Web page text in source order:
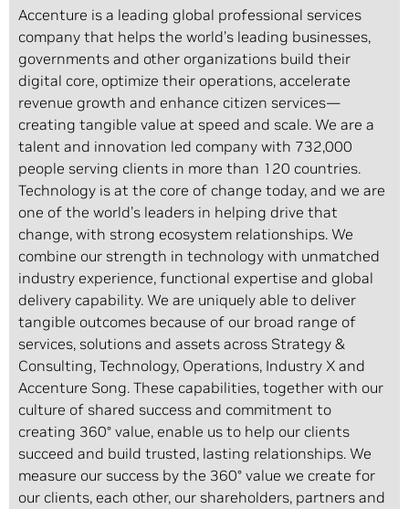
Accenture is a leading global professional services
company that helps the world’s leading businesses,
governments and other organizations build their
digital core, optimize their operations, accelerate
revenue growth and enhance citizen services—
creating tangible value at speed and scale. We are a
talent and innovation led company with 732,000
people serving clients in more than 120 countries.
Technology is at the core of change today, and we are
one of the world’s leaders in helping drive that
change, with strong ecosystem relationships. We
combine our strength in technology with unmatched
industry experience, functional expertise and global
delivery capability. We are uniquely able to deliver
tangible outcomes because of our broad range of
services, solutions and assets across Strategy &
Consulting, Technology, Operations, Industry X and
Accenture Song. These capabilities, together with our
culture of shared success and commitment to
creating 360° value, enable us to help our clients
succeed and build trusted, lasting relationships. We
measure our success by the 360° value we create for
our clients, each other, our shareholders, partners and